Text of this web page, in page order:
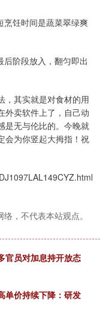
烹饪时间是蔬菜翠绿爽
阶段放入，翻匀即出
，其实就是对食材的用
外卖软件上了，自己动
是无与伦比的。今晚就
会为你竖起大拇指！祝
，不代表本站观点。
官员对加息持开放态
单价持续下降：研发